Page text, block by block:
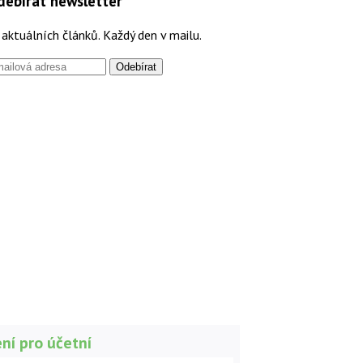
článků. Každý den v mailu.
pro účetní